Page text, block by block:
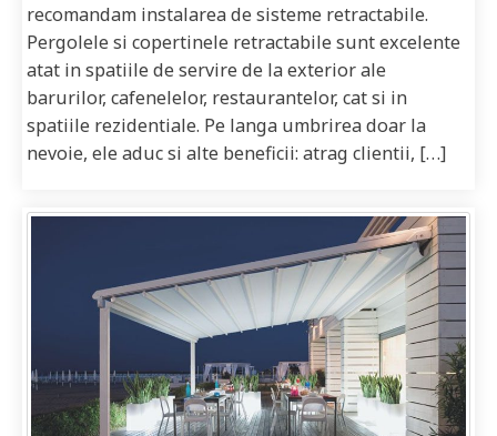
recomandam instalarea de sisteme retractabile.
Pergolele si copertinele retractabile sunt excelente
atat in spatiile de servire de la exterior ale
barurilor, cafenelelor, restaurantelor, cat si in
spatiile rezidentiale. Pe langa umbrirea doar la
nevoie, ele aduc si alte beneficii: atrag clientii, […]